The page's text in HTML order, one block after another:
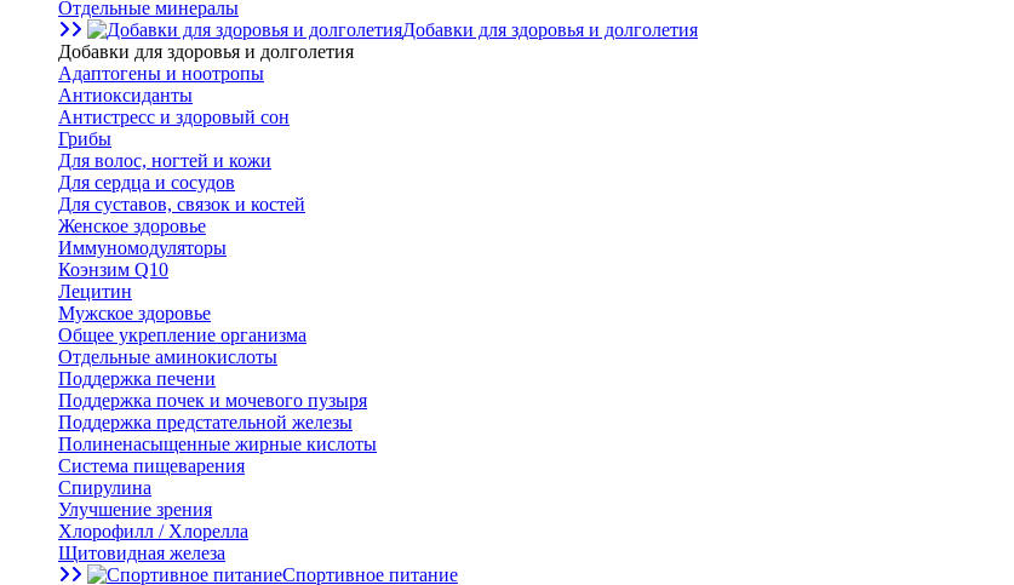
Отдельные минералы
Добавки для здоровья и долголетия
Добавки для здоровья и долголетия
Адаптогены и ноотропы
Антиоксиданты
Антистресс и здоровый сон
Грибы
Для волос, ногтей и кожи
Для сердца и сосудов
Для суставов, связок и костей
Женское здоровье
Иммуномодуляторы
Коэнзим Q10
Лецитин
Мужское здоровье
Общее укрепление организма
Отдельные аминокислоты
Поддержка печени
Поддержка почек и мочевого пузыря
Поддержка предстательной железы
Полиненасыщенные жирные кислоты
Система пищеварения
Спирулина
Улучшение зрения
Хлорофилл / Хлорелла
Щитовидная железа
Спортивное питание